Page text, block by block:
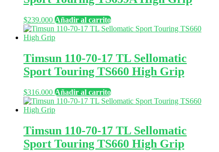
$239.000 Añadir al carrito
Timsun 110-70-17 TL Sellomatic
Sport Touring TS660 High Grip
$316.000 Añadir al carrito
Timsun 110-70-17 TL Sellomatic
Sport Touring TS660 High Grip